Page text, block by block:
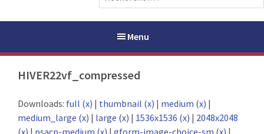
t
e
c
c
e
r
Menu
ANPP
HIVER22vf_compressed
Downloads: full (x) | thumbnail (x) | medium (x) |
medium_large (x) | large (x) | 1536x1536 (x) | 2048x2048
(x) | psacp-medium (x) | gform-image-choice-sm (x) |